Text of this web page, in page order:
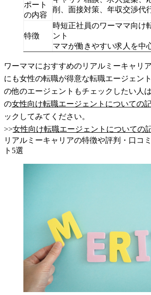
ポート
の内容
削、面接対策、年収交渉代
特徴
時短正社員のワーママ向け
ント
ママが働きやすい求人を中
ワーママにおすすめのリアルミーキャリ
にも女性の転職が得意な転職エージェン
の他のエージェントもチェックしたい人
の女性向け転職エージェントについての
ックしてみてください。
>>女性向け転職エージェントについての
リアルミーキャリアの特徴や評判・口コ
ト5選